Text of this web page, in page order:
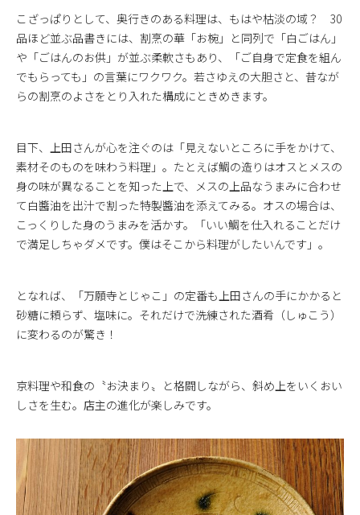
こざっぱりとして、奥行きのある料理は、もはや枯淡の域？ 30
品ほど並ぶ品書きには、割烹の華「お椀」と同列で「白ごはん」
や「ごはんのお供」が並ぶ柔軟さもあり、「ご自身で定食を組ん
でもらっても」の言葉にワクワク。若さゆえの大胆さと、昔なが
らの割烹のよさをとり入れた構成にときめきます。
目下、上田さんが心を注ぐのは「見えないところに手をかけて、
素材そのものを味わう料理」。たとえば鯛の造りはオスとメスの
身の味が異なることを知った上で、メスの上品なうまみに合わせ
て白醬油を出汁で割った特製醬油を添えてみる。オスの場合は、
こっくりした身のうまみを活かす。「いい鯛を仕入れることだけ
で満足しちゃダメです。僕はそこから料理がしたいんです」。
となれば、「万願寺とじゃこ」の定番も上田さんの手にかかると
砂糖に頼らず、塩味に。それだけで洗練された酒肴（しゅこう）
に変わるのが驚き！
京料理や和食の〝お決まり〟と格闘しながら、斜め上をいくおい
しさを生む。店主の進化が楽しみです。